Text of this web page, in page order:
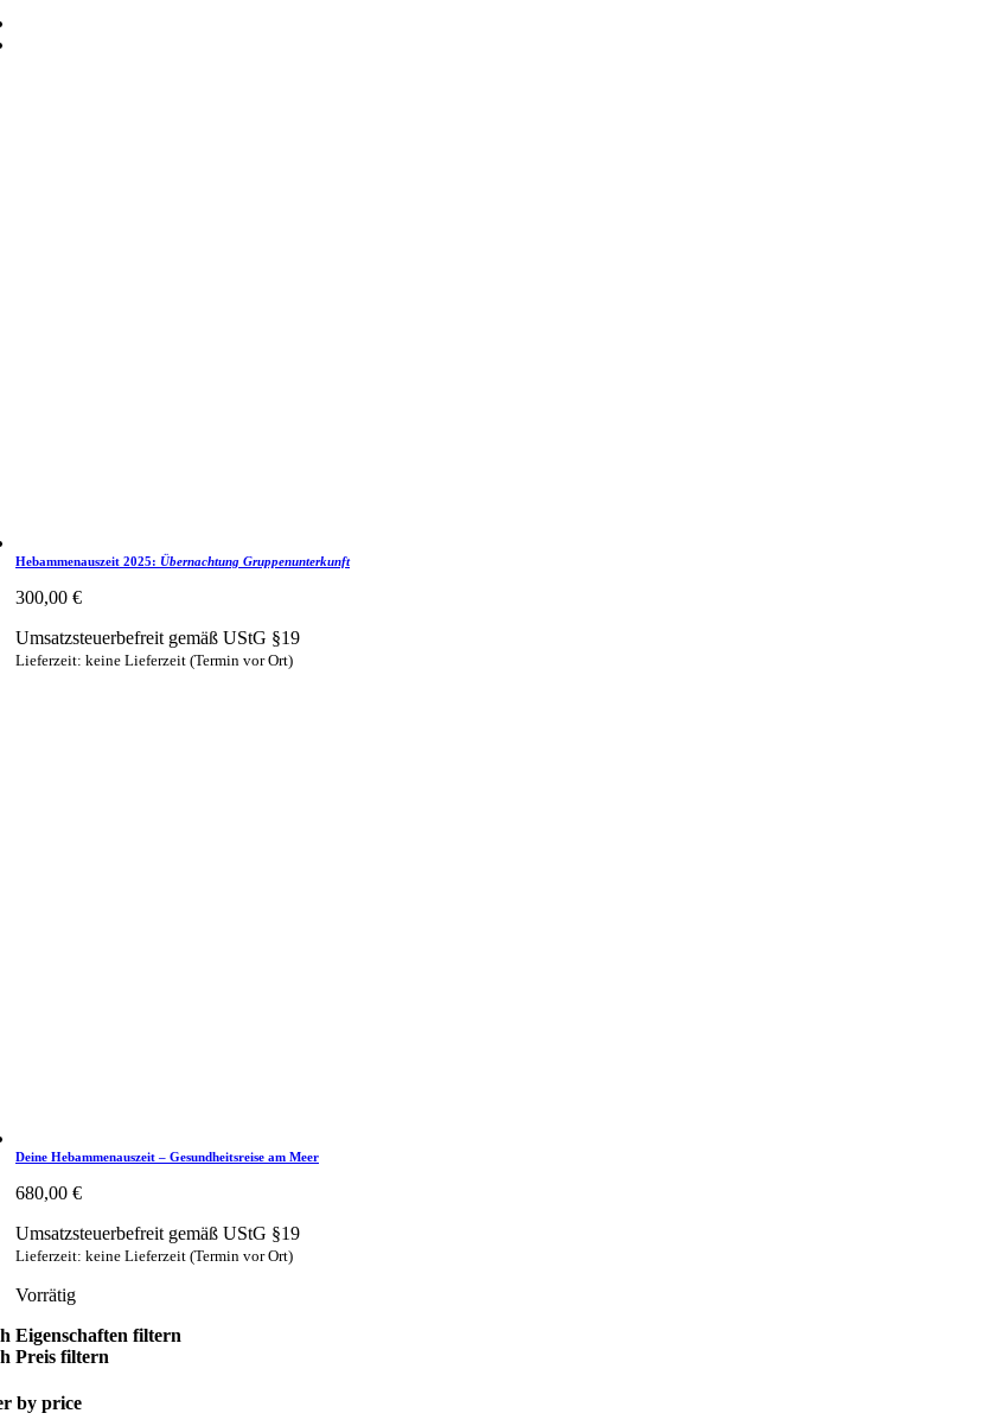
Hebammenauszeit 2025: Übernachtung Gruppen­unterkunft
300,00 €
Umsatzsteuerbefreit gemäß UStG §19
Lieferzeit: keine Lieferzeit (Termin vor Ort)
Deine Hebammenauszeit – Gesundheitsreise am Meer
680,00 €
Umsatzsteuerbefreit gemäß UStG §19
Lieferzeit: keine Lieferzeit (Termin vor Ort)
Vorrätig
Eigenschaften filtern
Preis filtern
by price